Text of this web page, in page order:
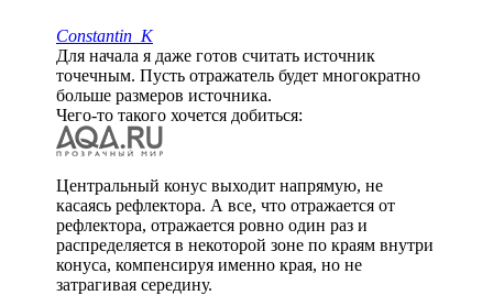
Constantin_K
Для начала я даже готов считать источник
точечным. Пусть отражатель будет многократно
больше размеров источника.
Чего-то такого хочется добиться:
Центральный конус выходит напрямую, не
касаясь рефлектора. А все, что отражается от
рефлектора, отражается ровно один раз и
распределяется в некоторой зоне по краям внутри
конуса, компенсируя именно края, но не
затрагивая середину.